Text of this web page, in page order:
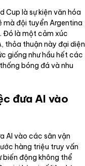
Cup là sự kiện văn hóa
mà đội tuyển Argentina
Đó là một cảm xúc
thỏa thuận này đại diện
giống như hầu hết các
bóng đá và nhu
đưa AI vào
AI vào các sân vận
hàng triệu truy vấn
biến động không thể